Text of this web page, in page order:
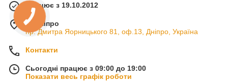
Працює з 19.10.2012
м. Дніпро
пр. Дмитра Яорницького 81, оф.13, Дніпро, Україна
Контакти
Сьогодні працює з 09:00 до 19:00
Показати весь графік роботи